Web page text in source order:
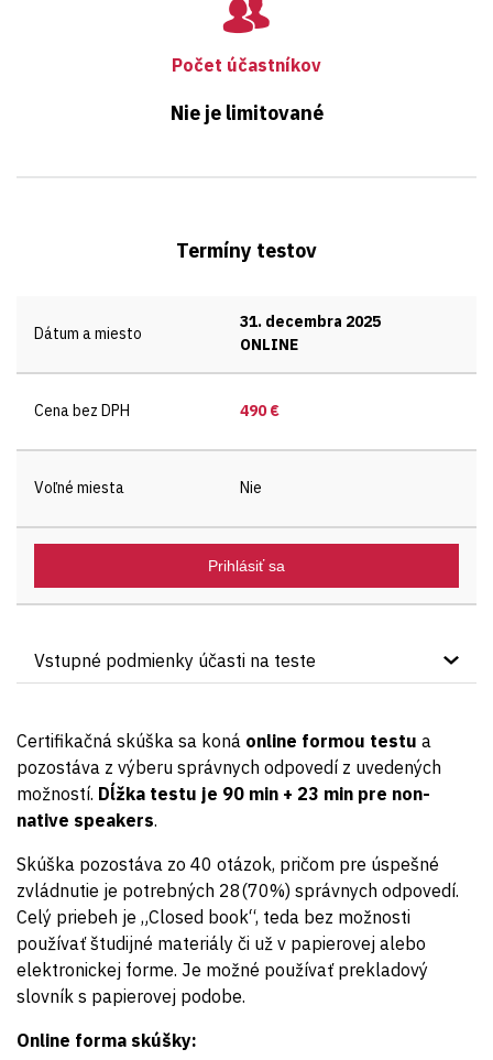
Počet účastníkov
Nie je limitované
Termíny testov
Dátum a miesto
31. decembra 2025
ONLINE
Cena bez DPH 490 €
Voľné miesta Nie
Prihlásiť sa
Vstupné podmienky účasti na teste
Certifikačná skúška sa koná online formou testu a
pozostáva z výberu správnych odpovedí z uvedených
možností. Dĺžka testu je 90 min + 23 min pre non-
native speakers.
Skúška pozostáva zo 40 otázok, pričom pre úspešné
zvládnutie je potrebných 28(70%) správnych odpovedí.
Celý priebeh je „Closed book“, teda bez možnosti
používať študijné materiály či už v papierovej alebo
elektronickej forme. Je možné používať prekladový
slovník s papierovej podobe.
Online forma skúšky: